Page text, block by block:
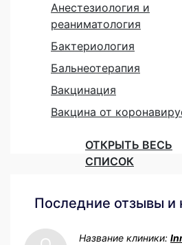
Анестезиология и
реаниматология
Бактериология
Бальнеотерапия
Вакцинация
Вакцина от
ОТКРЫТЬ ВЕСЬ
СПИСОК
Последние отзывы и
Название клиники: